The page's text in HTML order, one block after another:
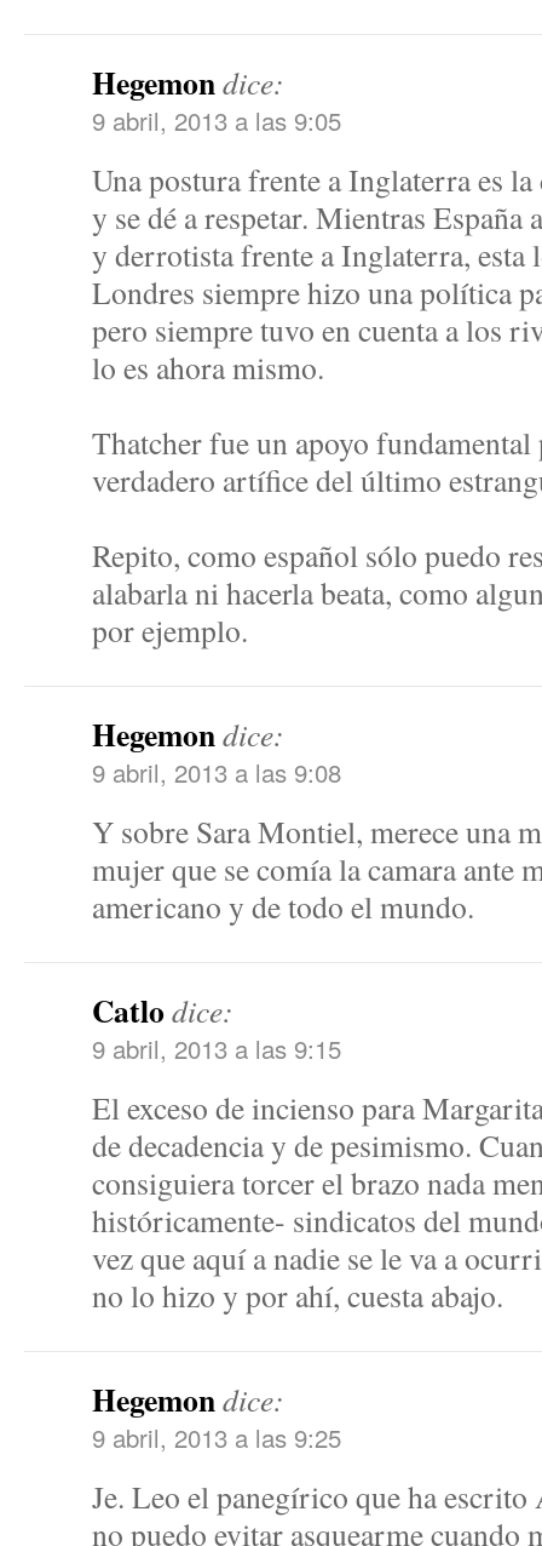
Hegemondice:
9 abril, 2013 a las 9:05
Una postura frente a Inglaterra es
y se dé a respetar. Mientras
y derrotista frente a Inglaterra, esta
Londres siempre hizo una política
pero siempre tuvo en cuenta a los
lo es ahora mismo.
Thatcher fue un apoyo fundamental
verdadero artífice del último
Repito, como español sólo puedo
alabarla ni hacerla beata, como
por ejemplo.
Hegemondice:
9 abril, 2013 a las 9:08
Y sobre Sara Montiel, merece una
mujer que se comía la camara ante
americano y de todo el mundo.
Catlodice:
9 abril, 2013 a las 9:15
El exceso de incienso para
de decadencia y de pesimismo.
consiguiera torcer el brazo nada
históricamente- sindicatos del
vez que aquí a nadie se le va a
no lo hizo y por ahí, cuesta abajo.
Hegemondice:
9 abril, 2013 a las 9:25
Je. Leo el panegírico que ha
no puedo evitar asquearme cuando